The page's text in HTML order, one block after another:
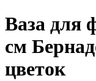
Ваза для
см
цветок